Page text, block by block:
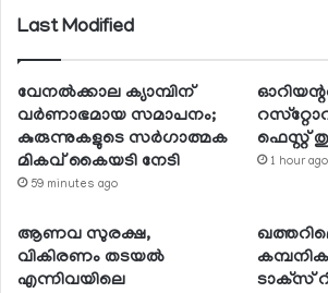
Last Modified
വേനല്‍ക്കാല ക്യാമ്പിന്
വര്‍ണാഭമായ സമാപനം;
കുരുന്നുകളുടെ സര്‍ഗാത്മക
മികവ് കൈയടി നേടി
59 minutes ago
ഫെസ്റ്റ്
1 hour ago
ആണവ സുരക്ഷ,
വികിരണം തടയല്‍
എന്നിവയിലെ
ടാക്‌സ്